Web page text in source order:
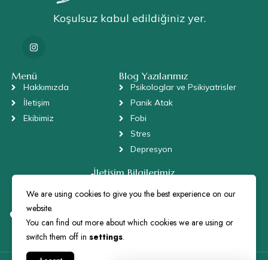
Koşulsuz kabul edildiğiniz yer.
Menü
Hakkımızda
İletişim
Ekibimiz
Blog Yazılarımız
Psikologlar ve Psikiyatrisler
Panik Atak
Fobi
Stres
Depresyon
İletişim Bilgilerimiz
+90 505 672 72 73
danis@parepsikoloji.com
Bulgurlu, Sütçü Sokak, No: 6/2 , Daire: 3, Üsküdar/İstanbul
34696
We are using cookies to give you the best experience on our
website.
You can find out more about which cookies we are using or
switch them off in settings.